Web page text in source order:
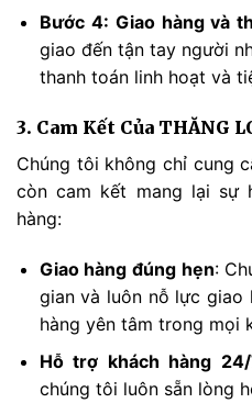
Bước 4: Giao hàng và
giao đến tận tay người
thanh toán linh hoạt và
3. Cam Kết Của THĂNG
Chúng tôi không chỉ cung
còn cam kết mang lại sự
hàng:
Giao hàng đúng hẹn:
gian và luôn nỗ lực giao
hàng yên tâm trong mọi
Hỗ trợ khách hàng
chúng tôi luôn sẵn lòng